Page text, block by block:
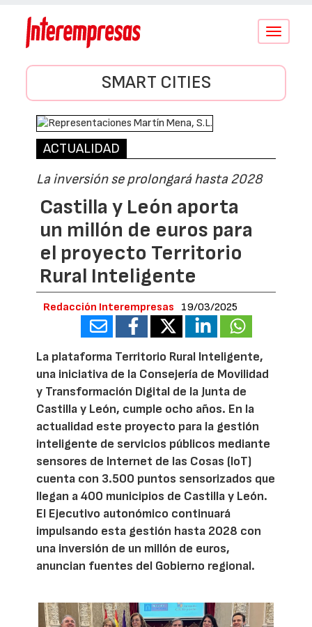
Conmutar
SMART CITIES
ACTUALIDAD
La inversión se prolongará hasta 2028
Castilla y León aporta
un millón de euros para
el proyecto Territorio
Rural Inteligente
Redacción Interempresas 19/03/2025
La plataforma Territorio Rural Inteligente,
una iniciativa de la Consejería de Movilidad
y Transformación Digital de la Junta de
Castilla y León, cumple ocho años. En la
actualidad este proyecto para la gestión
inteligente de servicios públicos mediante
sensores de Internet de las Cosas (IoT)
cuenta con 3.500 puntos sensorizados que
llegan a 400 municipios de Castilla y León.
El Ejecutivo autonómico continuará
impulsando esta gestión hasta 2028 con
una inversión de un millón de euros,
anuncian fuentes del Gobierno regional.